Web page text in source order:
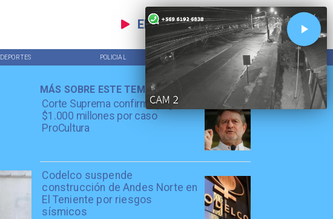
EN VIVO
DEPORTES POLICIAL TENDENCIAS
Corte Suprema confirma pago de
$1.000 millones por caso
ProCultura
Codelco suspende
construcción de Andes Norte en
El Teniente por riesgos
sísmicos
MÁS SOBRE ESTE TEMA